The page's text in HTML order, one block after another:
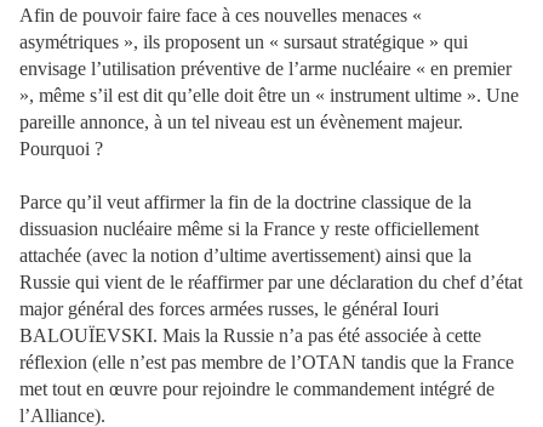
Afin de pouvoir faire face à ces nouvelles menaces «
asymétriques », ils proposent un « sursaut stratégique » qui
envisage l’utilisation préventive de l’arme nucléaire « en premier
», même s’il est dit qu’elle doit être un « instrument ultime ». Une
pareille annonce, à un tel niveau est un évènement majeur.
Pourquoi ?
Parce qu’il veut affirmer la fin de la doctrine classique de la
dissuasion nucléaire même si la France y reste officiellement
attachée (avec la notion d’ultime avertissement) ainsi que la
Russie qui vient de le réaffirmer par une déclaration du chef d’état
major général des forces armées russes, le général Iouri
BALOUÏEVSKI. Mais la Russie n’a pas été associée à cette
réflexion (elle n’est pas membre de l’OTAN tandis que la France
met tout en œuvre pour rejoindre le commandement intégré de
l’Alliance).